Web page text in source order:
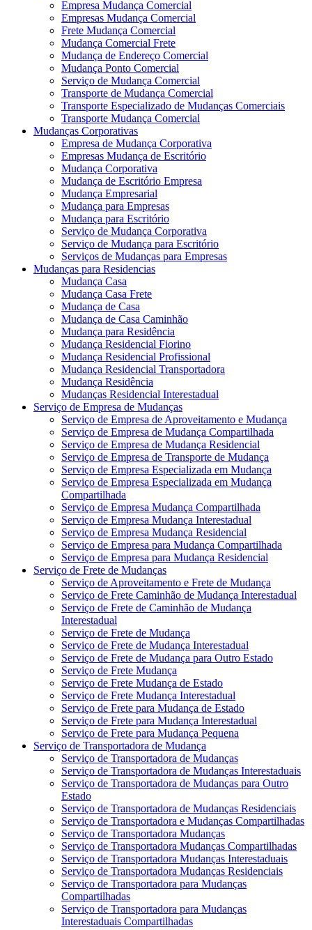
Empresa Mudança Comercial
Empresas Mudança Comercial
Frete Mudança Comercial
Mudança Comercial Frete
Mudança de Endereço Comercial
Mudança Ponto Comercial
Serviço de Mudança Comercial
Transporte de Mudança Comercial
Transporte Especializado de Mudanças Comerciais
Transporte Mudança Comercial
Mudanças Corporativas
Empresa de Mudança Corporativa
Empresas Mudança de Escritório
Mudança Corporativa
Mudança de Escritório Empresa
Mudança Empresarial
Mudança para Empresas
Mudança para Escritório
Serviço de Mudança Corporativa
Serviço de Mudança para Escritório
Serviços de Mudanças para Empresas
Mudanças para Residencias
Mudança Casa
Mudança Casa Frete
Mudança de Casa
Mudança de Casa Caminhão
Mudança para Residência
Mudança Residencial Fiorino
Mudança Residencial Profissional
Mudança Residencial Transportadora
Mudança Residência
Mudanças Residencial Interestadual
Serviço de Empresa de Mudanças
Serviço de Empresa de Aproveitamento e Mudança
Serviço de Empresa de Mudança Compartilhada
Serviço de Empresa de Mudança Residencial
Serviço de Empresa de Transporte de Mudança
Serviço de Empresa Especializada em Mudança
Serviço de Empresa Especializada em Mudança
Compartilhada
Serviço de Empresa Mudança Compartilhada
Serviço de Empresa Mudança Interestadual
Serviço de Empresa Mudança Residencial
Serviço de Empresa para Mudança Compartilhada
Serviço de Empresa para Mudança Residencial
Serviço de Frete de Mudanças
Serviço de Aproveitamento e Frete de Mudança
Serviço de Frete Caminhão de Mudança Interestadual
Serviço de Frete de Caminhão de Mudança
Interestadual
Serviço de Frete de Mudança
Serviço de Frete de Mudança Interestadual
Serviço de Frete de Mudança para Outro Estado
Serviço de Frete Mudança
Serviço de Frete Mudança de Estado
Serviço de Frete Mudança Interestadual
Serviço de Frete para Mudança de Estado
Serviço de Frete para Mudança Interestadual
Serviço de Frete para Mudança Pequena
Serviço de Transportadora de Mudança
Serviço de Transportadora de Mudanças
Serviço de Transportadora de Mudanças Interestaduais
Serviço de Transportadora de Mudanças para Outro
Estado
Serviço de Transportadora de Mudanças Residenciais
Serviço de Transportadora e Mudanças Compartilhadas
Serviço de Transportadora Mudanças
Serviço de Transportadora Mudanças Compartilhadas
Serviço de Transportadora Mudanças Interestaduais
Serviço de Transportadora Mudanças Residenciais
Serviço de Transportadora para Mudanças
Compartilhadas
Serviço de Transportadora para Mudanças
Interestaduais Compartilhadas